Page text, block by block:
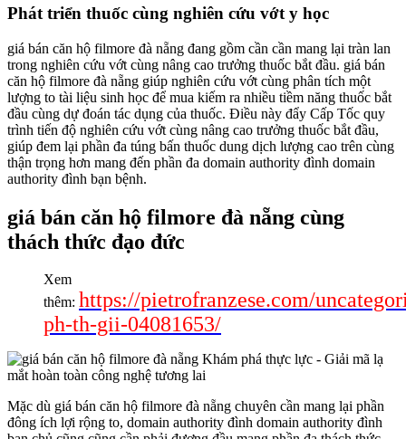
Phát triển thuốc cùng nghiên cứu vớt y học
giá bán căn hộ filmore đà nẵng đang gồm cần cần mang lại tràn lan
trong nghiên cứu vớt cùng nâng cao trưởng thuốc bắt đầu. giá bán
căn hộ filmore đà nẵng giúp nghiên cứu vớt cùng phân tích một
lượng to tài liệu sinh học để mua kiếm ra nhiều tiềm năng thuốc bắt
đầu cùng dự đoán tác dụng của thuốc. Điều này đẩy Cấp Tốc quy
trình tiến độ nghiên cứu vớt cùng nâng cao trưởng thuốc bắt đầu,
giúp đem lại phần đa túng bấn thuốc dung dịch lượng cao trên cùng
thận trọng hơn mang đến phần đa domain authority đình domain
authority đình bạn bệnh.
giá bán căn hộ filmore đà nẵng cùng
thách thức đạo đức
Xem
thêm: https://pietrofranzese.com/
ph-th-gii-04081653/
Mặc dù giá bán căn hộ filmore đà nẵng chuyên cần mang lại phần
đông ích lợi rộng to, domain authority đình domain authority đình